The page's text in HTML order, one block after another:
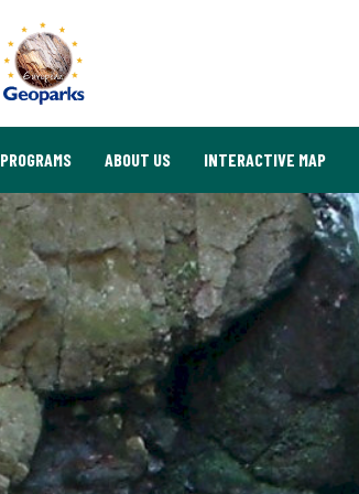
PROGRAMS ABOUT US INTERACTIVE MAP